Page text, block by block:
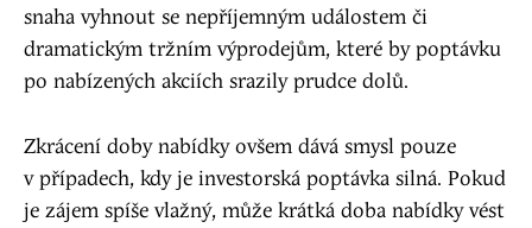
snaha vyhnout se nepříjemným událostem či
dramatickým tržním výprodejům, které by poptávku
po nabízených akciích srazily prudce dolů.
Zkrácení doby nabídky ovšem dává smysl pouze
v případech, kdy je investorská poptávka silná. Pokud
je zájem spíše vlažný, může krátká doba nabídky vést